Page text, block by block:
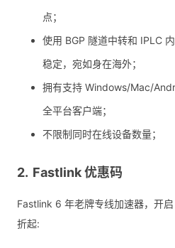
点；
使用 BGP 隧道中转和 IPLC
稳定，宛如身在海外；
拥有支持 Windows/Mac/
全平台客户端；
不限制同时在线设备数量；
Fastlink 优惠码
Fastlink 6 年老牌专线加速器，开
折起: